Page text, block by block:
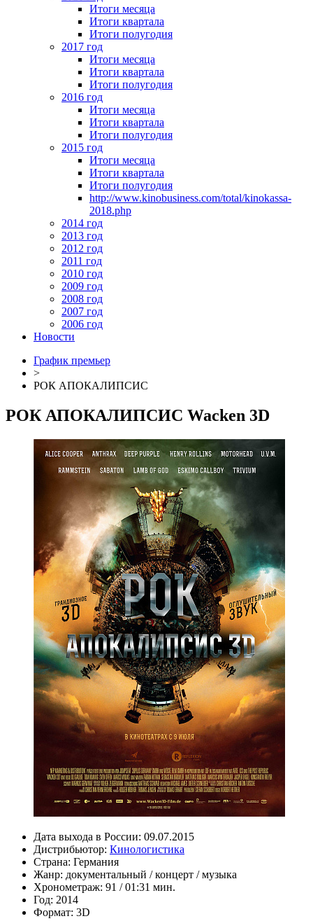
Итоги месяца
Итоги квартала
Итоги полугодия
2017 год
Итоги месяца
Итоги квартала
Итоги полугодия
2016 год
Итоги месяца
Итоги квартала
Итоги полугодия
2015 год
Итоги месяца
Итоги квартала
Итоги полугодия
http://www.kinobusiness.com/total/kinokassa-
2018.php
2014 год
2013 год
2012 год
2011 год
2010 год
2009 год
2008 год
2007 год
2006 год
Новости
График премьер
>
РОК АПОКАЛИПСИС
РОК АПОКАЛИПСИС Wacken 3D
Дата выхода в России: 09.07.2015
Дистрибьютор: Кинологистика
Страна: Германия
Жанр: документальный /концерт /музыка
Хронометраж: 91 / 01:31 мин.
Год: 2014
Формат: 3D